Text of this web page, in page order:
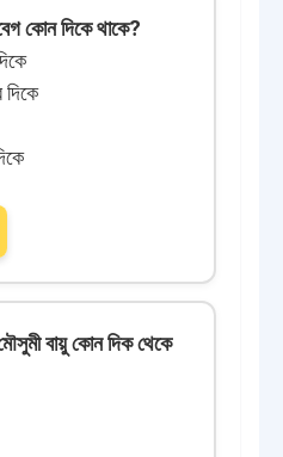
কোন দিকে থাকে?
দিকে
বায়ু কোন দিক থেকে